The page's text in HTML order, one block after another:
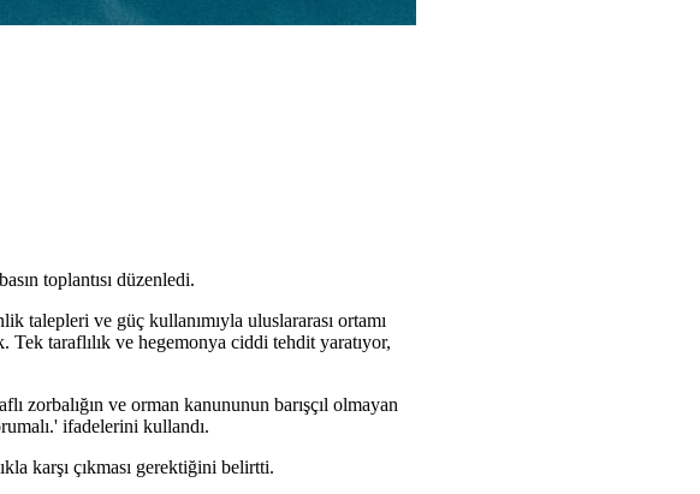
toplantısı düzenledi.
talepleri ve güç kullanımıyla uluslararası ortamı
taraflılık ve hegemonya ciddi tehdit yaratıyor,
zorbalığın ve orman kanununun barışçıl olmayan
ifadelerini kullandı.
karşı çıkması gerektiğini belirtti.